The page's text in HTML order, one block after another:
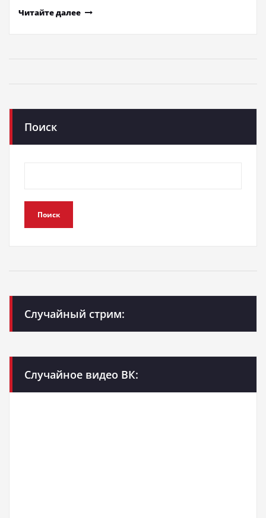
Читайте далее
Поиск
Поиск
Случайный стрим:
Случайное видео ВК: